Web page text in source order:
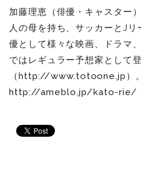
加藤理恵（俳優・キャスター
人の母を持ち、サッカーとJ
優として様々な映画、ドラマ
ではレギュラー予想家として
（http://www.totoone.jp ）
http://ameblo.jp/kato-rie/